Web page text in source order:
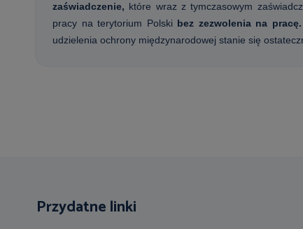
zaświadczenie, które wraz z tymczasowym
pracy na terytorium Polski bez zezwolenia na pracę.
udzielenia ochrony międzynarodowej stanie się
Przydatne linki